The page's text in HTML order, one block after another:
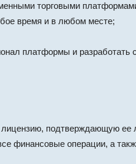
торговыми
время и в любом месте;
платформы и разработать
подтверждающую ее
финансовые операции, а